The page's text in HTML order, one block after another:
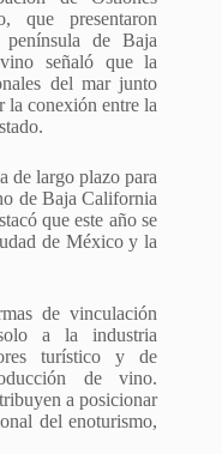
que presentaron
de Baja
señaló que la
del mar junto
la conexión entre la
de largo plazo para
de Baja California
que este año se
de México y la
de vinculación
a la industria
turístico y de
de vino.
a posicionar
del enoturismo,